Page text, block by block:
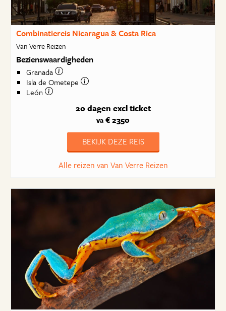
Combinatiereis Nicaragua & Costa Rica
Van Verre Reizen
Bezienswaardigheden
Granada
Isla de Ometepe
León
20 dagen excl ticket
va € 2350
BEKIJK DEZE REIS
Alle reizen van Van Verre Reizen